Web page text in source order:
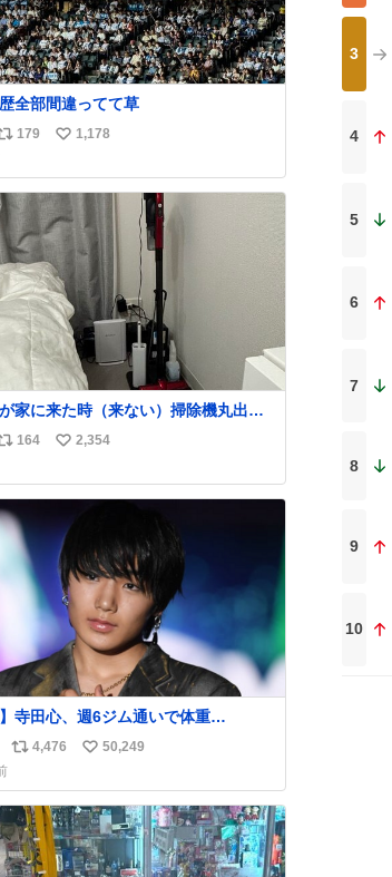
全部間違ってて草
数
179
い
ね
数
1,178
家に来た時（来ない）掃除機丸出し
164
い
ね
数
2,354
】寺田心、週6ジム通いで体重
に 110kgのベンチプレス持ち上
露
article/detail… 元々自重
たが、更に筋肉を大きくするためジ
開始。筋肉増量のためおにぎり10
ー飲料3～4本、パスタと毎日4千kcal
ーの食事を摂取し、増量したという。
リ
ス
ト
数
4,476
い
ね
数
50,249
3
4
5
6
7
8
9
10